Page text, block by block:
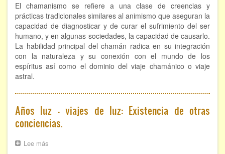
Viaje astral
EVENTOS
FORMACIÓN
Bioenergía Cuántica Evolutiva
Limpieza de las energías - - Próximamente TALLER
El chamanismo se refiere a una clase de creencias y
prácticas tradicionales similares al animismo que aseguran la
capacidad de diagnosticar y de curar el sufrimiento del ser
humano, y en algunas sociedades, la capacidad de causarlo.
La habilidad principal del chamán radica en su integración
con la naturaleza y su conexión con el mundo de los
espíritus así como el dominio del viaje chamánico o viaje
astral.
Años luz - viajes de luz: Existencia de otras
conciencias.
Lee más